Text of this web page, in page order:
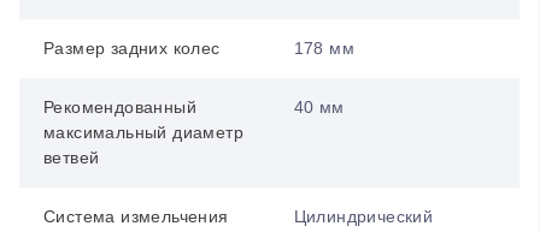
Размер задних колес 178 мм
Рекомендованный
максимальный диаметр
ветвей
40 мм
Система измельчения Цилиндрический